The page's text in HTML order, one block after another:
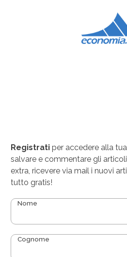
Registrati per accedere alla
salvare e commentare gli
extra, ricevere via mail i nuovi
tutto gratis!
Nome
Cognome